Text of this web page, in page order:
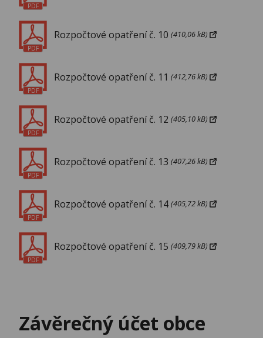
PDF
Rozpočtové opatření č. 10 (410,06 kB)
PDF
Rozpočtové opatření č. 11 (412,76 kB)
PDF
Rozpočtové opatření č. 12 (405,10 kB)
PDF
Rozpočtové opatření č. 13 (407,26 kB)
PDF
Rozpočtové opatření č. 14 (405,72 kB)
PDF
Rozpočtové opatření č. 15 (409,79 kB)
PDF
Závěrečný účet obce